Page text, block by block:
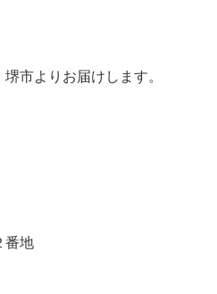
市よりお届けします。
番地